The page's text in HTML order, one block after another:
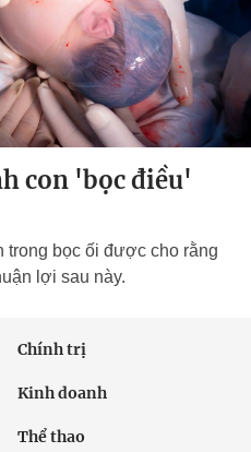
con 'bọc điều'
trong bọc ối được cho rằng
lợi sau này.
Chính trị
Kinh doanh
Thể thao